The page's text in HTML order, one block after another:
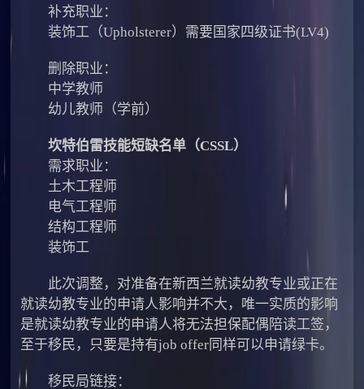
补充职业：
装饰工（Upholsterer）需要国家四级证书(LV4)
删除职业：
中学教师
幼儿教师（学前）
坎特伯雷技能短缺名单（CSSL）
需求职业：
土木工程师
电气工程师
结构工程师
装饰工
此次调整，对准备在新西兰就读幼教专业或正在
就读幼教专业的申请人影响并不大，唯一实质的影响
是就读幼教专业的申请人将无法担保配偶陪读工签，
至于移民，只要是持有job offer同样可以申请绿卡。
移民局链接：